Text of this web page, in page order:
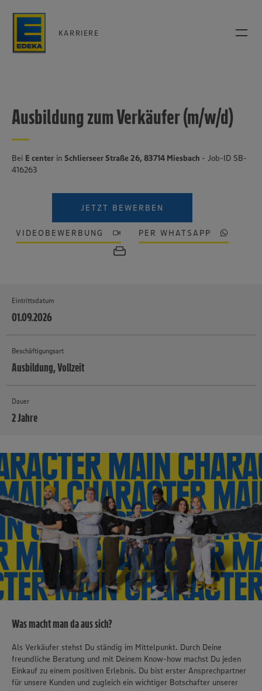
KARRIERE
Ausbildung zum Verkäufer (m/w/d)
Bei E center in Schlierseer Straße 26, 83714 Miesbach - Job-ID SB-
416263
JETZT BEWERBEN
VIDEOBEWERBUNG PER WHATSAPP
Eintrittsdatum
01.09.2026
Beschäftigungsart
Ausbildung, Vollzeit
Dauer
2 Jahre
Was macht man da aus sich?
Als Verkäufer stehst Du ständig im Mittelpunkt. Durch Deine
freundliche Beratung und mit Deinem Know-how machst Du jeden
Einkauf zu einem positiven Erlebnis. Du bist erster Ansprechpartner
für unsere Kunden und zugleich ein wichtiger Botschafter unserer